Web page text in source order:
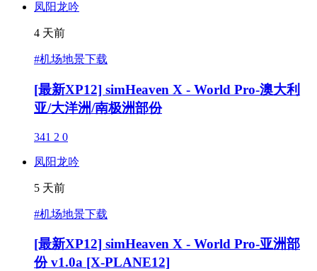
凤阳龙吟
4 天前
#机场地景下载
[最新XP12] simHeaven X - World Pro-澳大利
亚/大洋洲/南极洲部份
341 2 0
凤阳龙吟
5 天前
#机场地景下载
[最新XP12] simHeaven X - World Pro-亚洲部
份 v1.0a [X-PLANE12]